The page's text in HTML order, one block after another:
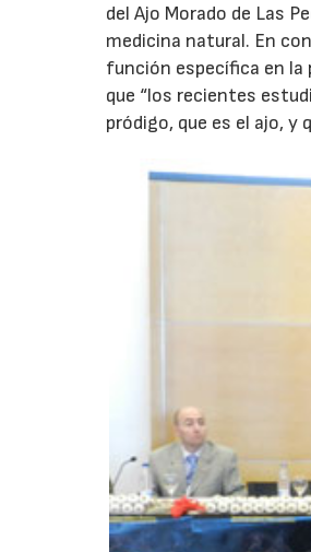
del Ajo Morado de Las
medicina natural. En
función específica en la
que “los recientes
pródigo, que es el ajo, y